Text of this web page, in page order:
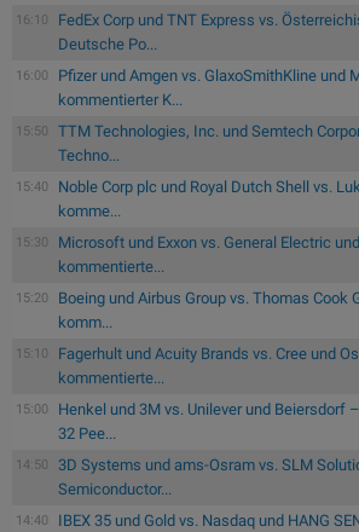
16:10
FedEx Corp und TNT Express vs.
Deutsche Po...
16:00
Pfizer und Amgen vs. GlaxoSmithKline und
kommentierter K...
15:50
TTM Technologies, Inc. und Semtech
Techno...
15:40
Noble Corp plc und Royal Dutch Shell vs.
komme...
15:30
Microsoft und Exxon vs. General Electric
kommentierte...
15:20
Boeing und Airbus Group vs. Thomas Cook
komm...
15:10
Fagerhult und Acuity Brands vs. Cree und
kommentierte...
15:00
Henkel und 3M vs. Unilever und Beiersdorf
32 Pee...
14:50
3D Systems und ams-Osram vs. SLM
Semiconductor...
14:40
IBEX 35 und Gold vs. Nasdaq und HANG